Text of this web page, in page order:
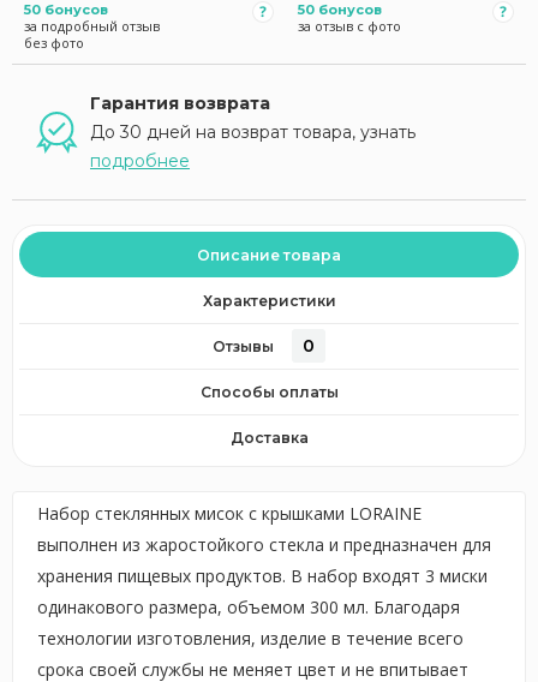
50 бонусов
за подробный отзыв
без фото
50 бонусов
за отзыв с фото
Гарантия возврата
До 30 дней на возврат товара, узнать
подробнее
Описание товара
Характеристики
Отзывы 0
Способы оплаты
Доставка
Набор стеклянных мисок с крышками LORAINE
выполнен из жаростойкого стекла и предназначен для
хранения пищевых продуктов. В набор входят 3 миски
одинакового размера, объемом 300 мл. Благодаря
технологии изготовления, изделие в течение всего
срока своей службы не меняет цвет и не впитывает